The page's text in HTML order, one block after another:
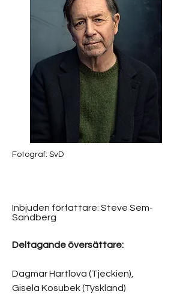
Fotograf: SvD
Inbjuden författare: Steve Sem-
Sandberg
Deltagande översättare:
Dagmar Hartlova (Tjeckien),
Gisela Kosubek (Tyskland)